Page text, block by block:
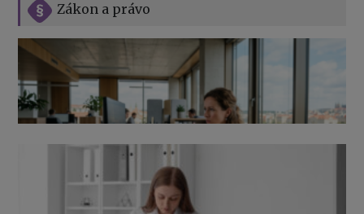
Zákon a právo
Jak na podnikání při rodičovské dovolené
Přehledy pro OSSZ a zdravotní pojišťovny – jak na ně
v roce 2026